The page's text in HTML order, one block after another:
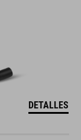
DETALLES